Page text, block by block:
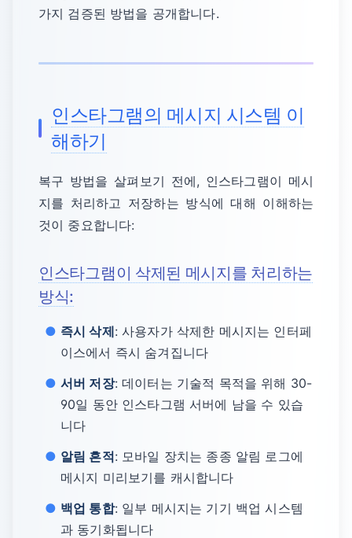
가지 검증된 방법을 공개합니다.
인스타그램의 메시지 시스템 이
해하기
복구 방법을 살펴보기 전에, 인스타그램이 메시
지를 처리하고 저장하는 방식에 대해 이해하는
것이 중요합니다:
인스타그램이 삭제된 메시지를 처리하는
방식:
즉시 삭제: 사용자가 삭제한 메시지는 인터페
이스에서 즉시 숨겨집니다
서버 저장: 데이터는 기술적 목적을 위해 30-
90일 동안 인스타그램 서버에 남을 수 있습
니다
알림 흔적: 모바일 장치는 종종 알림 로그에
메시지 미리보기를 캐시합니다
백업 통합: 일부 메시지는 기기 백업 시스템
과 동기화됩니다